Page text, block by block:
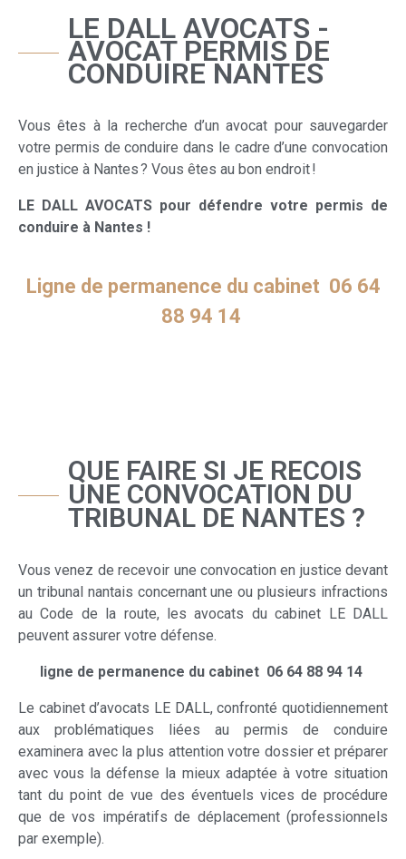
LE DALL AVOCATS -
AVOCAT PERMIS DE
CONDUIRE NANTES
Vous êtes à la recherche d’un avocat pour sauvegarder
votre permis de conduire dans le cadre d’une convocation
en justice à Nantes ? Vous êtes au bon endroit !
LE DALL AVOCATS pour défendre votre permis de
conduire à Nantes !
Ligne de permanence du cabinet 06 64
88 94 14
QUE FAIRE SI JE RECOIS
UNE CONVOCATION DU
TRIBUNAL DE NANTES ?
Vous venez de recevoir une convocation en justice devant
un tribunal nantais concernant une ou plusieurs infractions
au Code de la route, les avocats du cabinet LE DALL
peuvent assurer votre défense.
ligne de permanence du cabinet 06 64 88 94 14
Le cabinet d’avocats LE DALL, confronté quotidiennement
aux problématiques liées au permis de conduire
examinera avec la plus attention votre dossier et préparer
avec vous la défense la mieux adaptée à votre situation
tant du point de vue des éventuels vices de procédure
que de vos impératifs de déplacement (professionnels
par exemple).